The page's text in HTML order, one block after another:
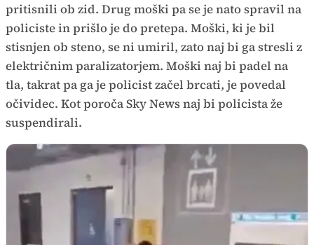
pritisnili ob zid. Drug moški pa se je nato spravil na
policiste in prišlo je do pretepa. Moški, ki je bil
stisnjen ob steno, se ni umiril, zato naj bi ga stresli z
električnim paralizatorjem. Moški naj bi padel na
tla, takrat pa ga je policist začel brcati, je povedal
očividec. Kot poroča Sky News naj bi policista že
suspendirali.